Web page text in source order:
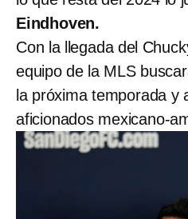
Eindhoven.
Con la llegada del
equipo de la MLS
la próxima temporada y
aficionados mexicano-